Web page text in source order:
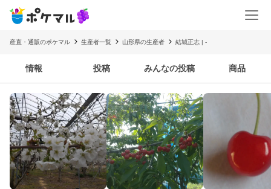
産直・通販のポケマル 生産者一覧 山形県の生産者 結城正志 | -
情報 投稿 みんなの投稿 商品